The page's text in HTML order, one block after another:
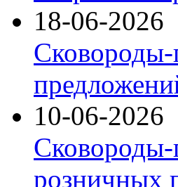
18-06-2026
Сковороды-
10-06-2026
розничных